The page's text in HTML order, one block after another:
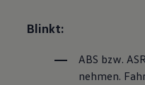
Blinkt:
ABS bzw.
nehmen.